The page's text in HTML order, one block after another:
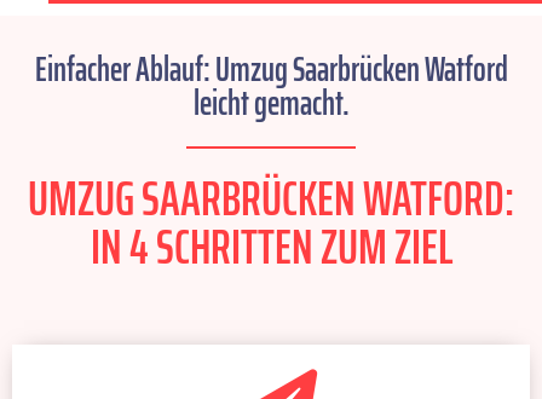
Einfacher Ablauf: Umzug Saarbrücken Watford
leicht gemacht.
UMZUG SAARBRÜCKEN WATFORD:
IN 4 SCHRITTEN ZUM ZIEL